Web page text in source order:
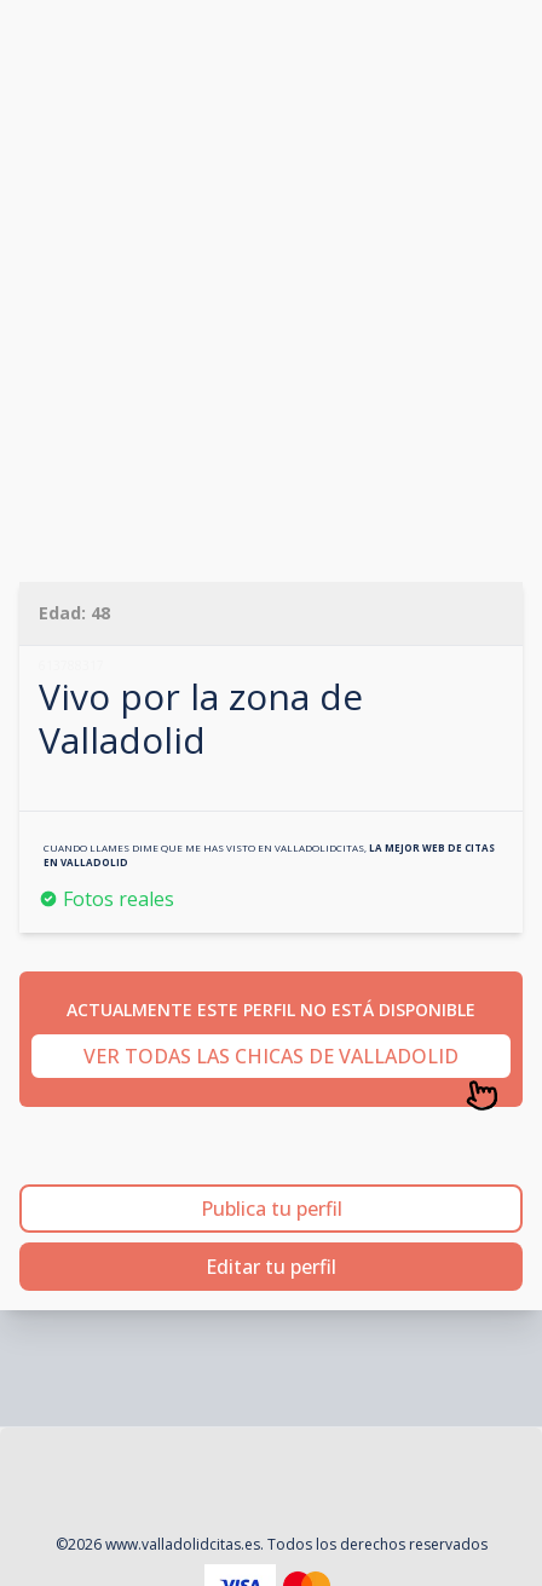
Edad: 48
Vivo por la zona de
Valladolid
CUANDO LLAMES DIME QUE ME HAS VISTO EN VALLADOLIDCITAS LA MEJOR WEB DE CITAS
EN VALLADOLID
Fotos reales
ACTUALMENTE ESTE PERFIL NO ESTÁ DISPONIBLE
VER TODAS LAS CHICAS DE VALLADOLID
Publica tu perfil
Editar tu perfil
©2026 www.valladolidcitas.es. Todos los derechos reservados